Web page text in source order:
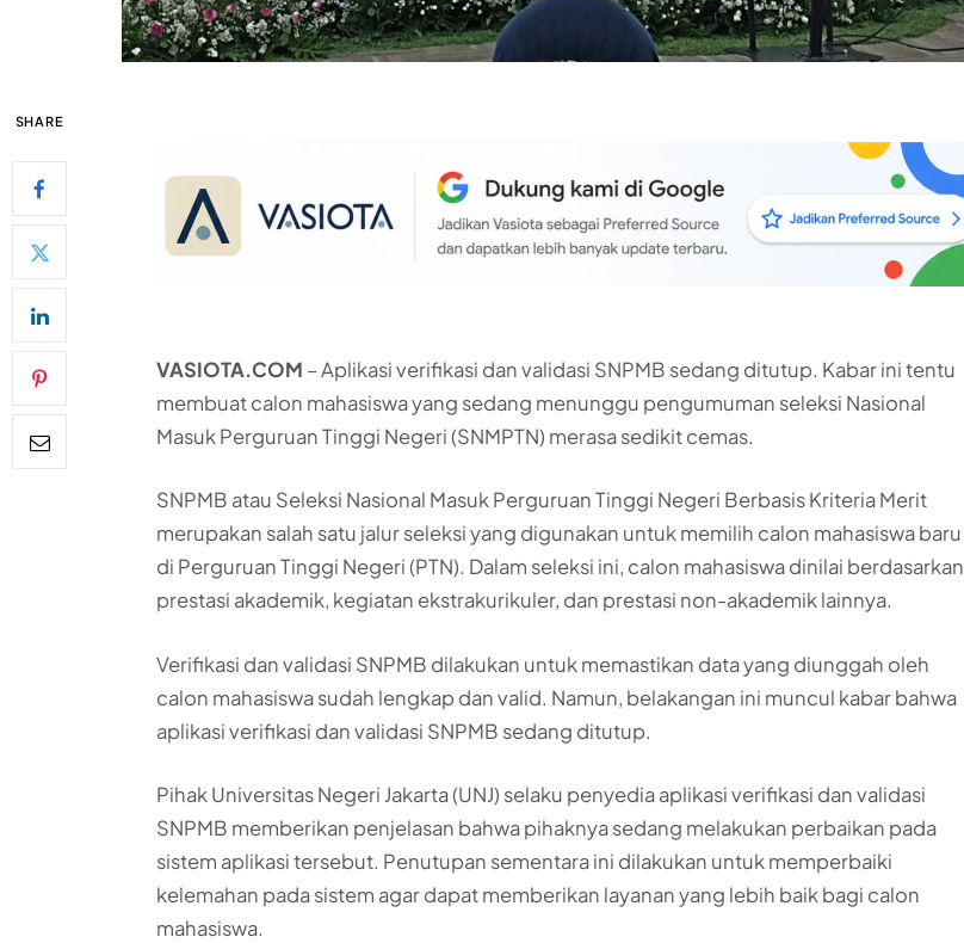
SHARE
VASIOTA.COM – Aplikasi verifikasi dan validasi SNPMB sedang ditutup. Kabar ini tentu
membuat calon mahasiswa yang sedang menunggu pengumuman seleksi Nasional
Masuk Perguruan Tinggi Negeri (SNMPTN) merasa sedikit cemas.
SNPMB atau Seleksi Nasional Masuk Perguruan Tinggi Negeri Berbasis Kriteria Merit
merupakan salah satu jalur seleksi yang digunakan untuk memilih calon mahasiswa baru
di Perguruan Tinggi Negeri (PTN). Dalam seleksi ini, calon mahasiswa dinilai berdasarkan
prestasi akademik, kegiatan ekstrakurikuler, dan prestasi non-akademik lainnya.
Verifikasi dan validasi SNPMB dilakukan untuk memastikan data yang diunggah oleh
calon mahasiswa sudah lengkap dan valid. Namun, belakangan ini muncul kabar bahwa
aplikasi verifikasi dan validasi SNPMB sedang ditutup.
Pihak Universitas Negeri Jakarta (UNJ) selaku penyedia aplikasi verifikasi dan validasi
SNPMB memberikan penjelasan bahwa pihaknya sedang melakukan perbaikan pada
sistem aplikasi tersebut. Penutupan sementara ini dilakukan untuk memperbaiki
kelemahan pada sistem agar dapat memberikan layanan yang lebih baik bagi calon
mahasiswa.